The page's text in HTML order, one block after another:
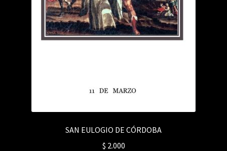
SAN EULOGIO DE CÓRDOBA
$ 2.000